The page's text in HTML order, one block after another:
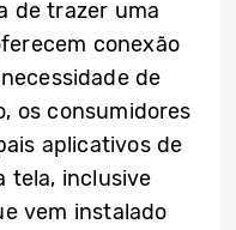
de trazer uma
conexão
de
os consumidores
aplicativos de
tela, inclusive
vem instalado